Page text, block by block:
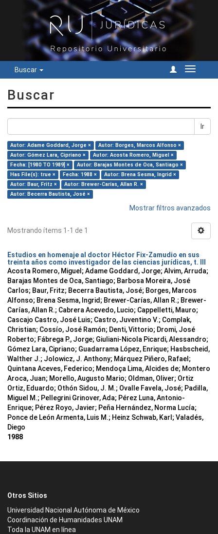
Buscar
Cambiar
Buscar
Ir
Autor: Adame Goddard, Jorge ×
Autor: Borges, Marcos Alfonso ×
Autor: Gómez Lara, Cipriano ×
Autor: Acosta Romero, Miguel ×
Fecha: [1980 TO 1989] ×
Autor: Barajas Montes de Oca, Santiago ×
Has File(s): true ×
Fecha: 1988 ×
Autor: Brena Sesma, Ingrid ×
Autor: Baur, Fritz ×
Autor: Brewer-Carías, Allan R. ×
Autor: Becerra Bautista, José ×
Mostrar filtros avanzados
Mostrando ítems 1-1 de 1
Estudios en homenaje al doctor Héctor Fix-Zamudio en sus
treinta años como investigador de las ciencias jurídicas, t. III
Acosta Romero, Miguel; Adame Goddard, Jorge; Alvim, Arruda;
Barajas Montes de Oca, Santiago; Barbosa Moreira, José
Carlos; Baur, Fritz; Becerra Bautista, José; Borges, Marcos
Alfonso; Brena Sesma, Ingrid; Brewer-Carías, Allan R.; Brewer-
Carías, Allan R.; Cabrera Acevedo, Lucio; Cappelletti, Mauro;
Cascajo Castro, José Luis; Castro, Juventino V.; Complak,
Christian; Cossío, José Ramón; Denti, Vittorio; Dromi, José
Roberto; Fábrega P., Jorge; Giuliani-Nicola Picardi, Alessandro;
Gómez Lara, Cipriano; Guadarrama López, Enrique; Hasbscheid,
Walther J.; Jolowicz, J. Anthony; Márquez Piñero, Rafael;
Quintana Aceves, Federico; Mendoça Lima, Alcides de; Montero
Aroca, Juan; Morello, Augusto Mario; Oldman, Oliver; Ortiz
Ortiz, Eduardo; Othón Sidou, J. M.; Ovalle Favela, José; Padilla,
Miguel M.; Pellegrini Grinover, Ada; Pérez Luna, Antonio-
Enrique; Pérez Royo, Javier; Peña Hernández, Norma Lucía;
Ponce de León Armenta, Luis M.; Heinz Schwab, Karl; Valadés,
Diego
1988
Otros Sitios
Universidad Nacional Autónoma de México
Coordinación de Humanidades UNAM
Toda la UNAM en línea